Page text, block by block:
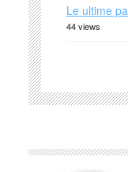
Le ultime
44 views